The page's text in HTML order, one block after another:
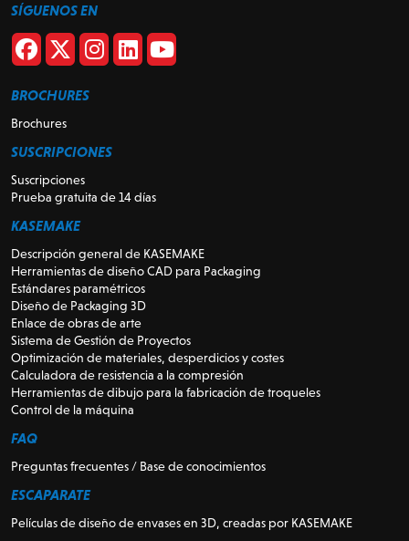
SÍGUENOS EN
BROCHURES
Brochures
SUSCRIPCIONES
Suscripciones
Prueba gratuita de 14 días
KASEMAKE
Descripción general de KASEMAKE
Herramientas de diseño CAD para Packaging
Estándares paramétricos
Diseño de Packaging 3D
Enlace de obras de arte
Sistema de Gestión de Proyectos
Optimización de materiales, desperdicios y costes
Calculadora de resistencia a la compresión
Herramientas de dibujo para la fabricación de troqueles
Control de la máquina
FAQ
Preguntas frecuentes / Base de conocimientos
ESCAPARATE
Películas de diseño de envases en 3D, creadas por KASEMAKE